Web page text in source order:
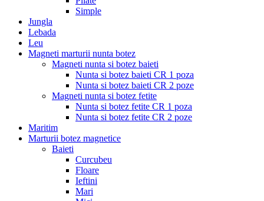
Simple
Jungla
Lebada
Leu
Magneti marturii nunta botez
Magneti nunta si botez baieti
Nunta si botez baieti CR 1 poza
Nunta si botez baieti CR 2 poze
Magneti nunta si botez fetite
Nunta si botez fetite CR 1 poza
Nunta si botez fetite CR 2 poze
Maritim
Marturii botez magnetice
Baieti
Curcubeu
Floare
Ieftini
Mari